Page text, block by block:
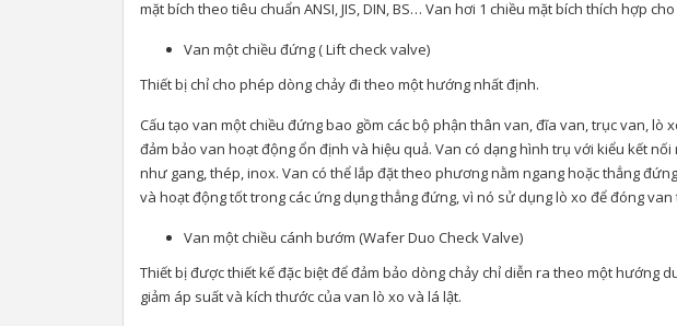
mặt bích theo tiêu chuẩn ANSI, JIS, DIN, BS… Van hơi 1 chiều mặt bích thích hợp
Van một chiều đứng ( Lift check valve)
Thiết bị chỉ cho phép dòng chảy đi theo một hướng nhất định.
Cấu tạo van một chiều đứng bao gồm các bộ phận thân van, đĩa van, trục van, lò
đảm bảo van hoạt động ổn định và hiệu quả. Van có dạng hình trụ với kiểu kết
như gang, thép, inox. Van có thể lắp đặt theo phương nằm ngang hoặc thẳng
và hoạt động tốt trong các ứng dụng thẳng đứng, vì nó sử dụng lò xo để đóng
Van một chiều cánh bướm (Wafer Duo Check Valve)
Thiết bị được thiết kế đặc biệt để đảm bảo dòng chảy chỉ diễn ra theo một hướng
giảm áp suất và kích thước của van lò xo và lá lật.